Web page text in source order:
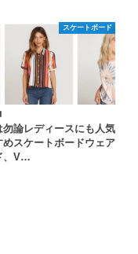
スケートボード
勿論レディースにも人気
めスケートボードウェア
、V…